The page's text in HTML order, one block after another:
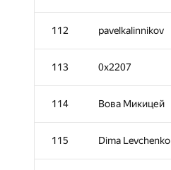
112 pavelkalinnikov
113 0x2207
114 Вова Микицей
115 Dima Levchenko